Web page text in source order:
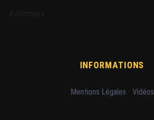
INFORMATIONS
Mentions Légales Vidéos